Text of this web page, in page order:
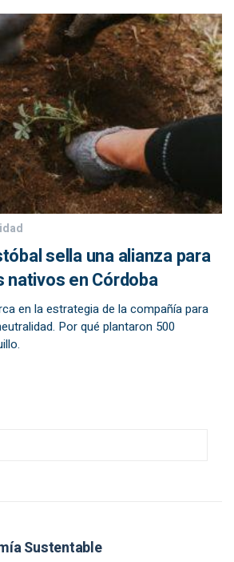
sella una alianza para
nativos en Córdoba
en la estrategia de la compañía para
Por qué plantaron 500
Sustentable